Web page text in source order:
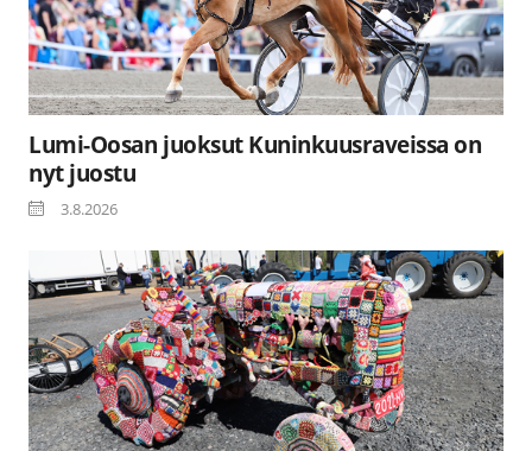
Lumi-Oosan juoksut Kuninkuusraveissa on
nyt juostu
3.8.2026